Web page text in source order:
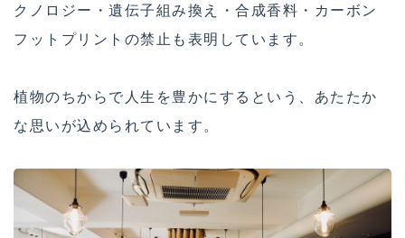
クノロジー・遺伝子組み換え・合成香料・カーボン
フットプリントの禁止も表明しています。
植物のちからで人生を豊かにするという、あたたか
な思いが込められています。